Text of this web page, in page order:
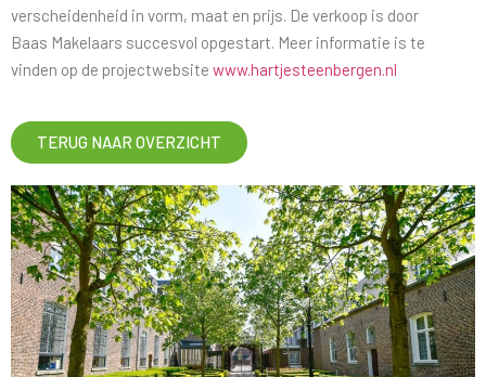
verscheidenheid in vorm, maat en prijs. De verkoop is door
Baas Makelaars succesvol opgestart. Meer informatie is te
vinden op de projectwebsite www.hartjesteenbergen.nl
TERUG NAAR OVERZICHT